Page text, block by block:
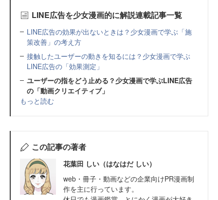
LINE広告を少女漫画的に解説連載記事一覧
LINE広告の効果が出ないときは？少女漫画で学ぶ「施
策改善」の考え方
接触したユーザーの動きを知るには？少女漫画で学ぶ
LINE広告の「効果測定」
ユーザーの指をどう止める？少女漫画で学ぶLINE広告
の「動画クリエイティブ」
もっと読む
この記事の著者
花葉田 しい（はなはだ しい）
web・冊子・動画などの企業向けPR漫画制
作を主に行っています。